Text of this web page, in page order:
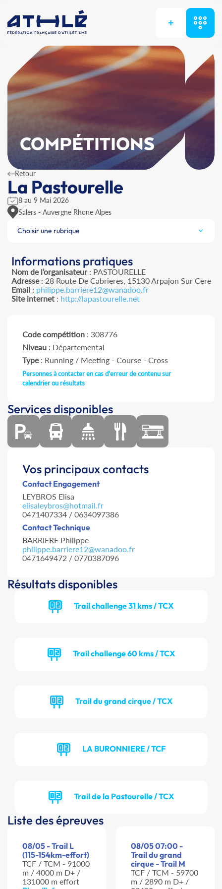
+
COMPÉTITIONS
Retour
La Pastourelle
8 au 9 Mai 2026
Salers - Auvergne Rhone Alpes
Choisir une rubrique
Informations pratiques
Nom de l’organisateur: PASTOURELLE
Adresse: 28 Route De Cabrieres, 15130 Arpajon Sur Cere
Email: philippe.barriere12@wanadoo.fr
Site internet: http://lapastourelle.net
Code compétition : 308776
Niveau : Départemental
Type: Running / Meeting - Course - Cross
Personnes à contacter en cas d'erreur de contenu sur
calendrier ou résultats
Services disponibles
Vos principaux contacts
Contact Engagement
LEYBROS Elisa
elisaleybros@hotmail.fr
0471407334 / 0634097386
Contact Technique
BARRIERE Philippe
philippe.barriere12@wanadoo.fr
0471649472 / 0770387096
Résultats disponibles
Trail challenge 31 kms / TCX
Trail challenge 60 kms / TCX
Trail du grand cirque / TCX
LA BURONNIERE / TCF
Trail de la Pastourelle / TCX
Liste des épreuves
08/05 - Trail L
(115-154km-effort)
TCF / TCM - 91000
m / 4000 m D+ /
131000 m effort
08/05 07:00 -
Trail du grand
cirque - Trail M
TCF / TCM - 59700
m / 2890 m D+ /